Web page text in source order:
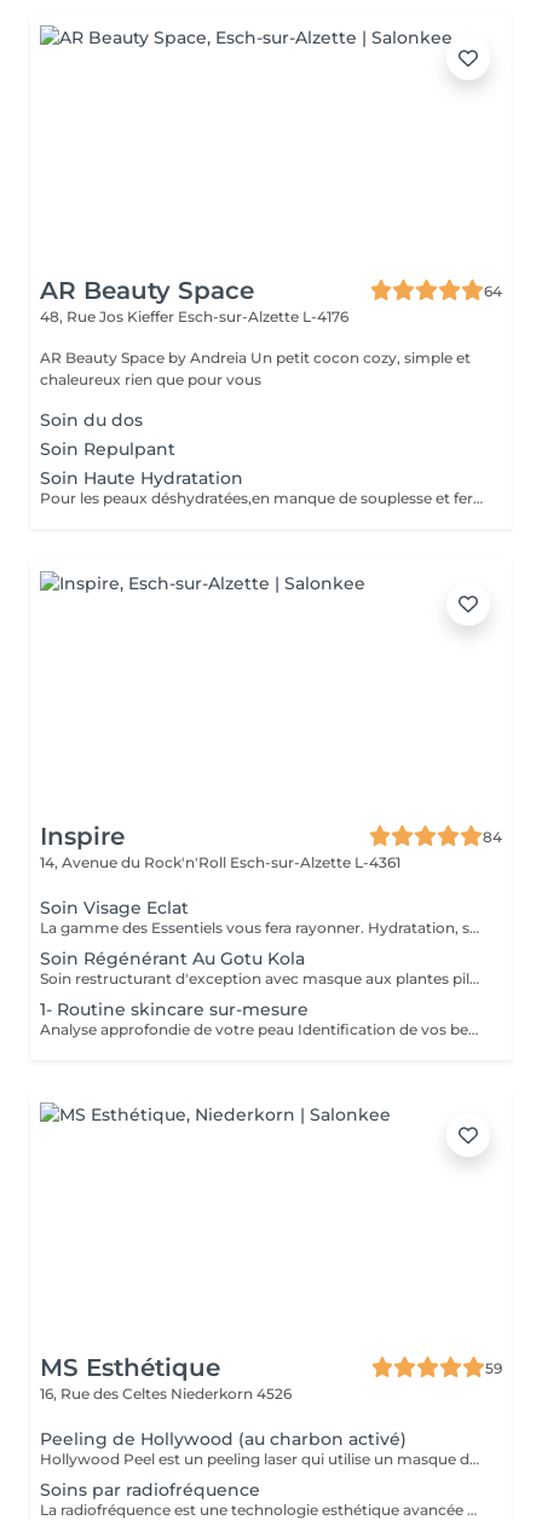
AR Beauty Space
64
48, Rue Jos Kieffer Esch-sur-Alzette L-4176
AR Beauty Space by Andreia Un petit cocon cozy, simple et
chaleureux rien que pour vous
Soin du dos
Soin Repulpant
Soin Haute Hydratation
Pour les peaux déshydratées,en manque de souplesse et fermeté.
Inspire
84
14, Avenue du Rock'n'Roll Esch-sur-Alzette L-4361
Soin Visage Eclat
La gamme des Essentiels vous fera rayonner. Hydratation, souplesse et éclat.
Soin Régénérant Au Gotu Kola
Soin restructurant d'exception avec masque aux plantes pilées et huiles essentielles précieuses. Soin Fermeté
1- Routine skincare sur-mesure
Analyse approfondie de votre peau Identification de vos besoins spécifiques Examen de votre trousse de toilette Sélection des produits adaptés Démonstration des bons gestes à adopter au quotidien
MS Esthétique
59
16, Rue des Celtes Niederkorn 4526
Peeling de Hollywood (au charbon activé)
Hollywood Peel est un peeling laser qui utilise un masque de charbon posé sur la peau comme vecteur de chaleur pour la rajeunir et la nettoyer en profondeur. Ce soin donne un coup d'éclat immédiat sans aucune éviction sociale. Grâce au Hollywood Peel, votre peau est exfoliée, les lésions solaires et pigmentaires sont réduites, la synthèse de collagène est stimulée, l'acné est régulée et votre grain de peau est unifié. Votre peau retrouve sa lumière naturelle dès la première séance d'Hollywood Peel. Les résultats durent plusieurs mois en fonction de l'état de la peau, du type de peau et du mode de vie.
Soins par radiofréquence
La radiofréquence est une technologie esthétique avancée qui chauffe les couches profondes de la peau afin de stimuler le collagène. Ce traitement procure un effet raffermissant, améliore les contours du visage et aide à réduire l'apparence de la cellulite pour une peau plus lisse et plus jeune. Peau plus ferme et tonifiée Réduction des rides et ridules Amélioration de l'élasticité de la peau Effet liftant naturel Réduction de l'aspect de la cellulite